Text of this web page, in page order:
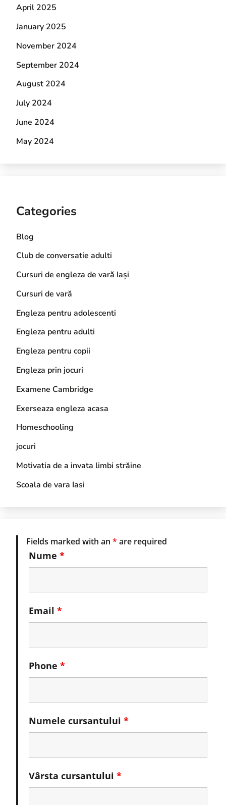
April 2025
January 2025
November 2024
September 2024
August 2024
July 2024
June 2024
May 2024
Categories
Blog
Club de conversatie adulti
Cursuri de engleza de vară Iași
Cursuri de vară
Engleza pentru adolescenti
Engleza pentru adulti
Engleza pentru copii
Engleza prin jocuri
Examene Cambridge
Exerseaza engleza acasa
Homeschooling
jocuri
Motivatia de a invata limbi străine
Scoala de vara Iasi
Fields marked with an * are required
Nume *
Email *
Phone *
Numele cursantului *
Vârsta cursantului *